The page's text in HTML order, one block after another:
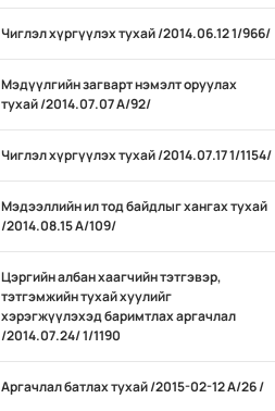
Чиглэл хүргүүлэх тухай /2014.06.12 1/966/
Мэдүүлгийн загварт нэмэлт оруулах
тухай /2014.07.07 А/92/
Чиглэл хүргүүлэх тухай /2014.07.17 1/1154/
Мэдээллийн ил тод байдлыг хангах тухай
/2014.08.15 А/109/
Цэргийн албан хаагчийн тэтгэвэр,
тэтгэмжийн тухай хуулийг
хэрэгжүүлэхэд баримтлах аргачлал
/2014.07.24/ 1/1190
Аргачлал батлах тухай /2015-02-12 А/26 /